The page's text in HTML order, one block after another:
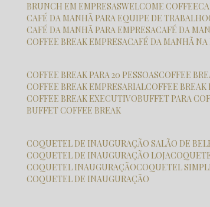
BRUNCH EM EMPRESAS
WELCOME COFFEE
CAFÉ DA MANHÃ PARA EQUIPE DE TRABALHO
CAFÉ DA MANHÃ PARA EMPRESA CAFÉ DA
COFFEE BREAK EMPRESA CAFÉ DA MANHÃ
COFFEE BREAK PARA 20 PESSOAS COFFEE
COFFEE BREAK EMPRESARIAL COFFEE
COFFEE BREAK EXECUTIVO BUFFET PARA
BUFFET COFFEE BREAK
COQUETEL DE INAUGURAÇÃO SALÃO DE
COQUETEL DE INAUGURAÇÃO LOJA
COQUETEL INAUGURAÇÃO COQUETEL
COQUETEL DE INAUGURAÇÃO